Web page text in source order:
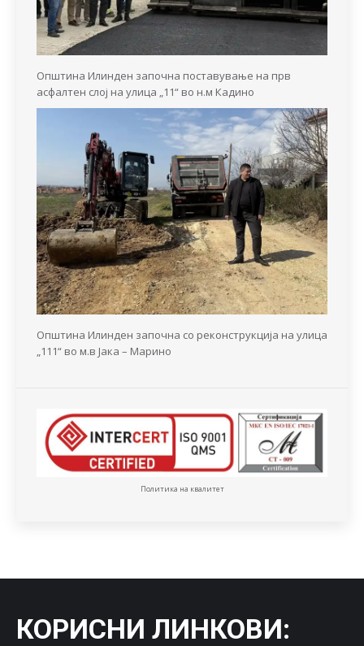
Општина Илинден започна поставување на прв
асфалтен слој на улица „11“ во н.м Кадино
Општина Илинден започна со реконструкција на улица
„111“ во м.в Јака – Марино
Политика на квалитет
КОРИСНИ ЛИНКОВИ: